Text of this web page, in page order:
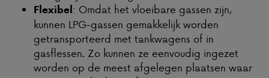
Flexibel: Omdat het vloeibare gassen zijn,
kunnen LPG-gassen gemakkelijk worden
getransporteerd met tankwagens of in
gasflessen. Zo kunnen ze eenvoudig ingezet
worden op de meest afgelegen plaatsen waar